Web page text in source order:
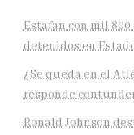
Estafan con mil
detenidos en
¿Se queda en el
responde
Ronald Johnson